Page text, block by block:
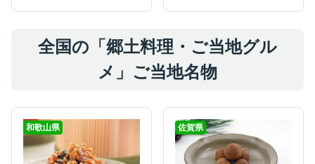
全国の「郷土料理・ご当地グル
メ」ご当地名物
和歌山県 佐賀県